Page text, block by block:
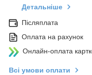
Детальніше
Післяплата
Оплата на рахунок
Онлайн-оплата
Всі умови оплати